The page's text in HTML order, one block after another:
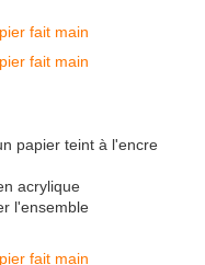
papier teint à l'encre
acrylique
l'ensemble